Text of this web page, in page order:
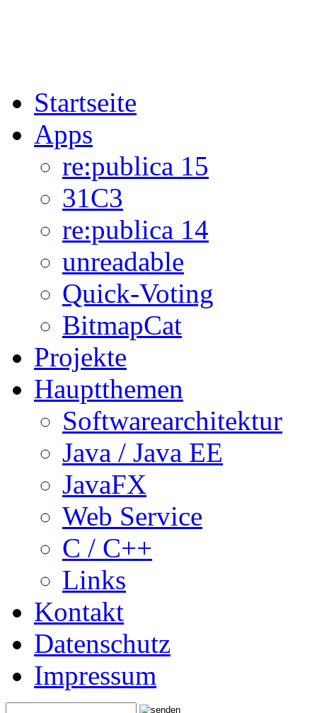
Startseite
Apps
re:publica 15
31C3
re:publica 14
unreadable
Quick-Voting
BitmapCat
Projekte
Hauptthemen
Softwarearchitektur
Java / Java EE
JavaFX
Web Service
C / C++
Links
Kontakt
Datenschutz
Impressum